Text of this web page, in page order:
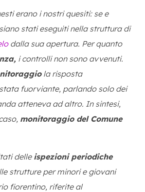
erano i nostri quesiti: se e
stati eseguiti nella struttura di
dalla sua apertura. Per quanto
i controlli non sono avvenuti.
la risposta
stata fuorviante, parlando solo dei
atteneva ad altro. In sintesi,
monitoraggio del Comune
delle ispezioni periodiche
strutture per minori e giovani
fiorentino, riferite al